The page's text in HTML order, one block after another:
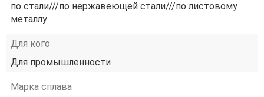
по стали///по нержавеющей стали///по листовому
металлу
Для кого
Для промышленности
Марка сплава